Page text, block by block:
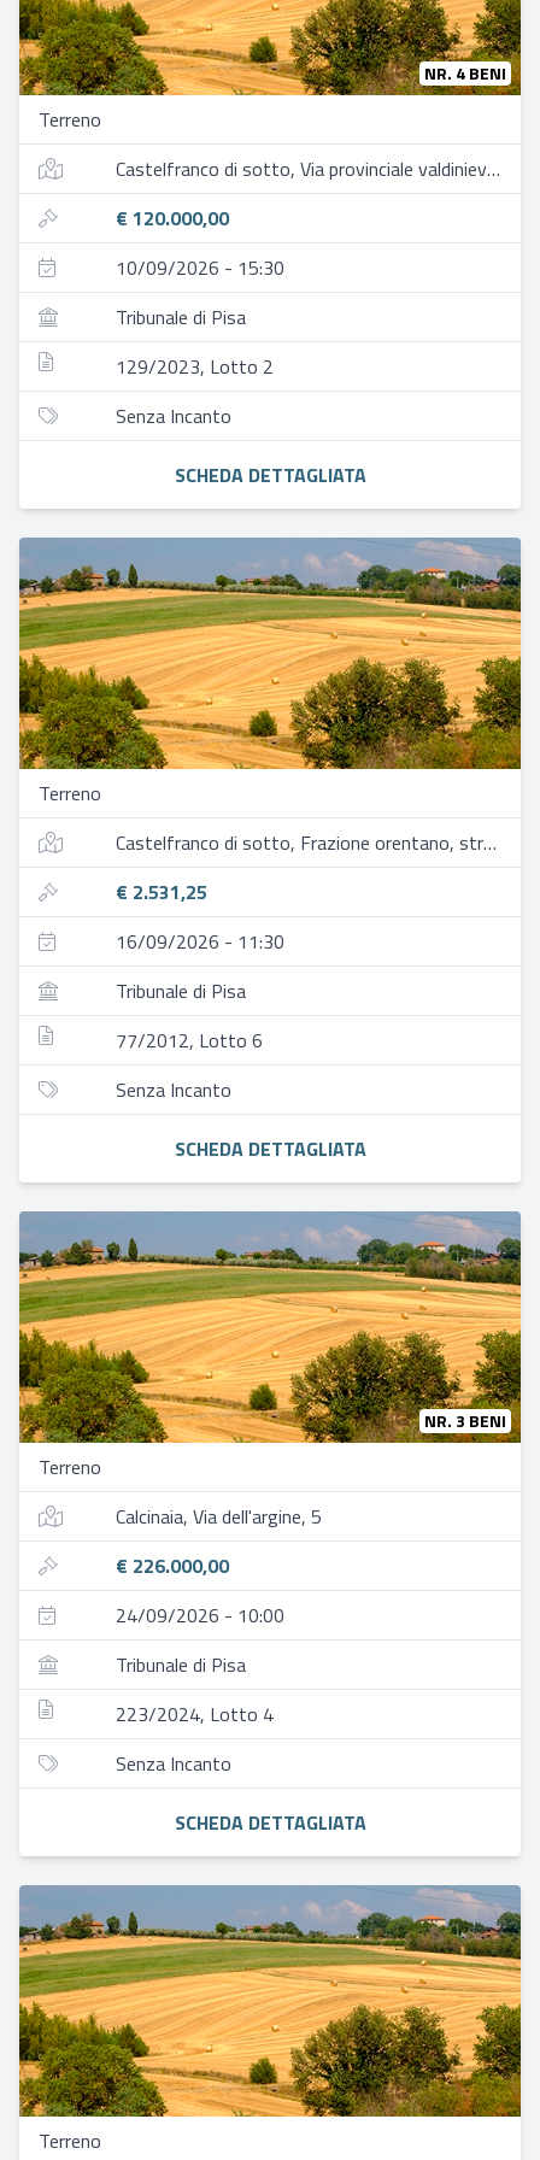
NR. 4 BENI
Terreno
Castelfranco di sotto, Via provinciale valdinievole, 85, 56022 galleno pi, italia
€ 120.000,00
10/09/2026 - 15:30
Tribunale di Pisa
129/2023, Lotto 2
Senza Incanto
SCHEDA DETTAGLIATA
Terreno
Castelfranco di sotto, Frazione orentano, strada vicinale del grugno
€ 2.531,25
16/09/2026 - 11:30
Tribunale di Pisa
77/2012, Lotto 6
Senza Incanto
SCHEDA DETTAGLIATA
NR. 3 BENI
Terreno
Calcinaia, Via dell'argine, 5
€ 226.000,00
24/09/2026 - 10:00
Tribunale di Pisa
223/2024, Lotto 4
Senza Incanto
SCHEDA DETTAGLIATA
Terreno